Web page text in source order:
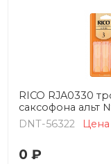
RICO RJA0330
cаксофона альт
DNT-56322
0 ₽